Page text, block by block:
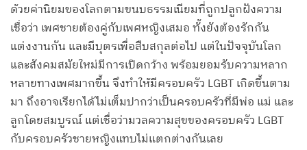
ด้วยค่านิยมของโลกตามขนบธรรมเนียมที่ถูกปลูกฝังความ
เชื่อว่า เพศชายต้องคู่กับเพศหญิงเสมอ ทั้งยังต้องรักกัน
แต่งงานกัน และมีบุตรเพื่อสืบสกุลต่อไป แต่ในปัจจุบันโลก
และสังคมสมัยใหม่มีการเปิดกว้าง พร้อมยอมรับความหลาก
หลายทางเพศมากขึ้น จึงทำให้มีครอบครัว LGBT เกิดขึ้นตาม
มา ถึงอาจเรียกได้ไม่เต็มปากว่าเป็นครอบครัวที่มีพ่อ แม่ และ
ลูกโดยสมบูรณ์ แต่เชื่อว่ามวลความสุขของครอบครัว LGBT
กับครอบครัวชายหญิงแทบไม่แตกต่างกันเลย